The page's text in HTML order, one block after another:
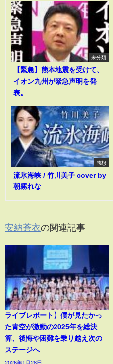
未分類
【緊急】熊本地震を受けて、
イオン九州が緊急声明を発
表。
感想
流氷海峡 / 竹川美子 cover by
朝霧れな
安納蒼衣の関連記事
ライブレポート】僕が見たかっ
た青空が激動の2025年を総決
算、後悔や困難を乗り越え次の
ステージへ
2026年1月28日